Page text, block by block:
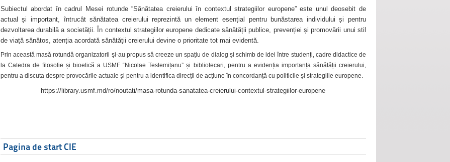
Subiectul abordat în cadrul Mesei rotunde “Sănătatea creierului în contextul strategiilor europene” este unul deosebit de
actual și important, întrucât sănătatea creierului reprezintă un element esențial pentru bunăstarea individului și pentru
dezvoltarea durabilă a societății. În contextul strategiilor europene dedicate sănătății publice, prevenției și promovării unui stil
de viață sănătos, atenția acordată sănătății creierului devine o prioritate tot mai evidentă.
Prin această masă rotundă organizatorii şi-au propus să creeze un spațiu de dialog și schimb de idei între studenți, cadre didactice de
la Catedra de filosofie și bioetică a USMF “Nicolae Testemițanu” și bibliotecari, pentru a evidenția importanța sănătății creierului,
pentru a discuta despre provocările actuale și pentru a identifica direcții de acțiune în concordanță cu politicile și strategiile europene.
https://library.usmf.md/ro/noutati/masa-rotunda-sanatatea-creierului-contextul-strategiilor-europene
Pagina de start CIE